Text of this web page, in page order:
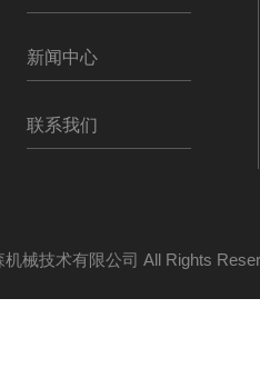
新闻中心
联系我们
机械技术有限公司 All Rights